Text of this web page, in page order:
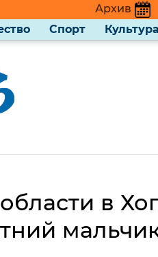
Архив
Спорт Культура
в